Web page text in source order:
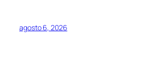
agosto 6, 2026